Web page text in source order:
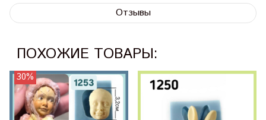
Отзывы
ПОХОЖИЕ ТОВАРЫ:
30%